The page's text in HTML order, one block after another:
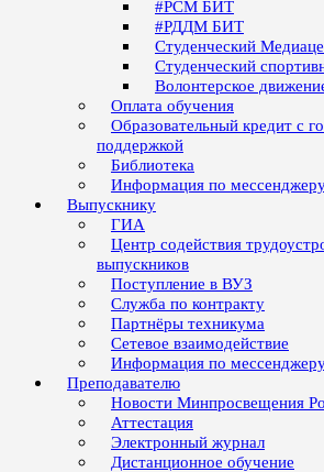
#РСМ БИТ
#РДДМ БИТ
Студенческий
Студенческий
Волонтерское
Оплата обучения
Образовательный кредит с
поддержкой
Библиотека
Информация по
Выпускнику
ГИА
Центр содействия
выпускников
Поступление в ВУЗ
Служба по контракту
Партнёры техникума
Сетевое взаимодействие
Информация по
Преподавателю
Новости Минпросвещения
Аттестация
Электронный журнал
Дистанционное обучение